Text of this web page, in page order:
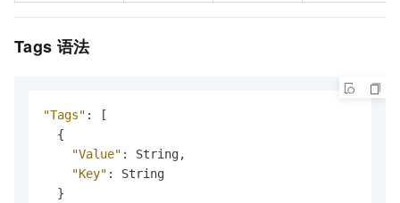
Tags 语法
"Tags" :
[
{
"Value" : String,
"Key" :
String
}